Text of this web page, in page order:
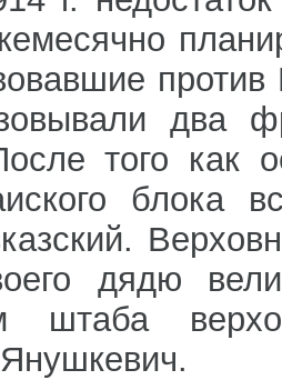
против
два
того как
блока
дядю
штаба